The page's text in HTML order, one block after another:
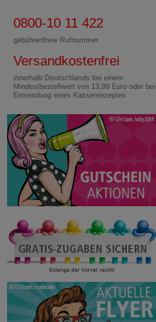
0800-10 11 422
gebührenfreie Rufnummer
Versandkostenfrei
innerhalb Deutschlands bei einem
Mindestbestellwert von 13,99 Euro oder bei
Einsendung eines Kassenrezeptes